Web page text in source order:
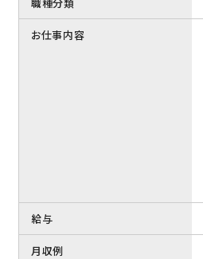
お仕事内容
給与
月収例